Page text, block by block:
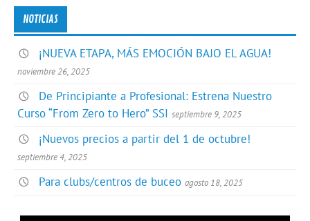
NOTICIAS
¡NUEVA ETAPA, MÁS EMOCIÓN BAJO EL AGUA!
noviembre 26, 2025
De Principiante a Profesional: Estrena Nuestro
Curso “From Zero to Hero” SSI septiembre 9, 2025
¡Nuevos precios a partir del 1 de octubre!
septiembre 4, 2025
Para clubs/centros de buceo agosto 18, 2025